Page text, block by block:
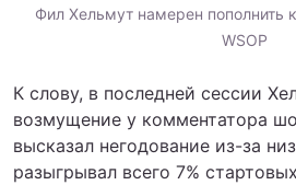
Фил Хельмут намерен пополнить
WSOP
К слову, в последней сессии
возмущение у комментатора
высказал негодование из-за
разыгрывал всего 7%